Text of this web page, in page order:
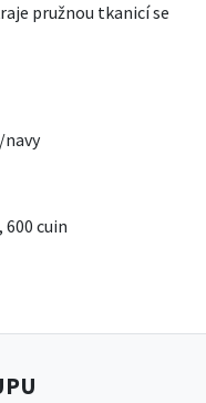
pružnou tkanicí se
cuin